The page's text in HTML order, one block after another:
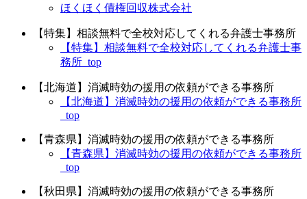
ほくほく債権回収株式会社
【特集】相談無料で全校対応してくれる弁護士事務所
【特集】相談無料で全校対応してくれる弁護士事
務所_top
【北海道】消滅時効の援用の依頼ができる事務所
【北海道】消滅時効の援用の依頼ができる事務所
_top
【青森県】消滅時効の援用の依頼ができる事務所
【青森県】消滅時効の援用の依頼ができる事務所
_top
【秋田県】消滅時効の援用の依頼ができる事務所